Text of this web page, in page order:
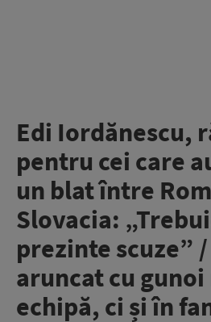
Edi Iordănescu,
pentru cei care
un blat între
Slovacia:
prezinte scuze” /
aruncat cu
echipă, ci și în